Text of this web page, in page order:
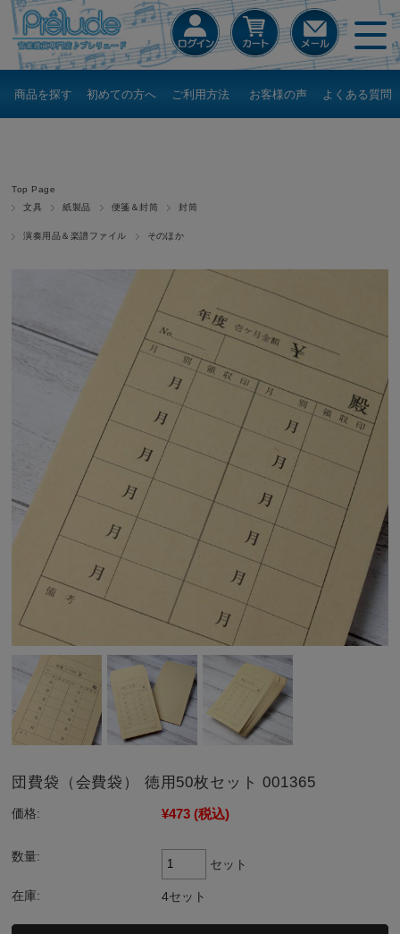
商品を探す 初めての方へ ご利用方法 お客様の声 よくある質問
Top Page
文具
紙製品 便箋＆封筒 封筒
演奏用品＆楽譜ファイル そのほか
団費袋（会費袋） 徳用50枚セット 001365
価格: ¥473 (税込)
数量:
セット
在庫: 4セット